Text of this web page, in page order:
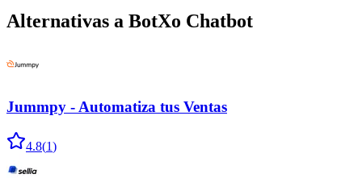
Alternativas a BotXo Chatbot
Jummpy - Automatiza tus Ventas
4.8(1)